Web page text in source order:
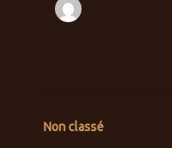
Non classé